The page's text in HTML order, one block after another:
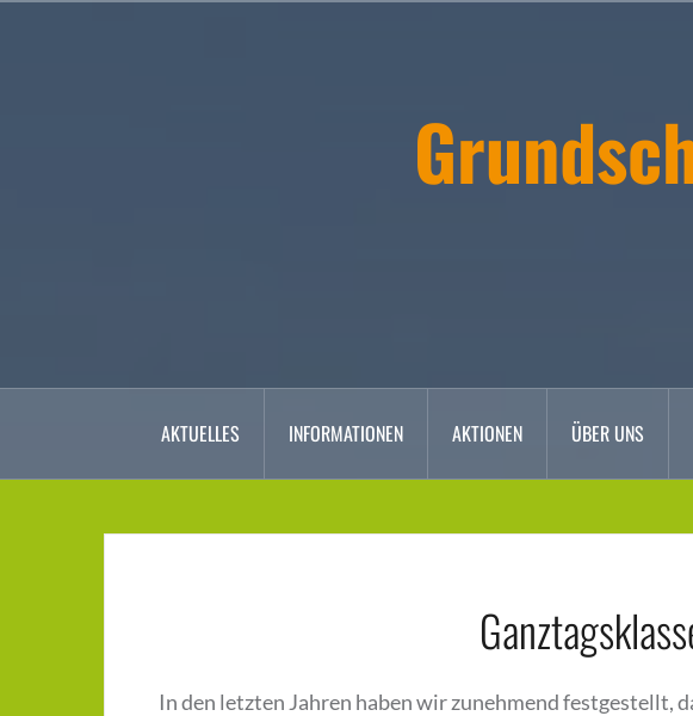
AKTUELLES INFORMATIONEN AKTIONEN ÜBER UNS
In den letzten Jahren haben wir zunehmend festgestellt,